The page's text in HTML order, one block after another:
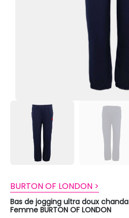
BURTON OF LONDON >
Bas de jogging ultra doux
Femme BURTON OF LONDON